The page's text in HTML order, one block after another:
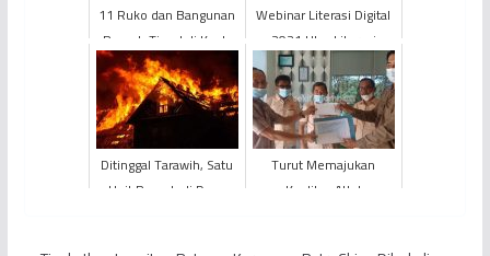
11 Ruko dan Bangunan
Rumah Tiggal di Kuala
Tungkal Hangus
Terbakar
Webinar Literasi Digital
2021 Ulas Literasi
Digital bagi Tenaga Didik
dan Anak Didik ...
Ditinggal Tarawih, Satu
Unit Rumah di Desa
Turut Memajukan
Kualitas Atlet